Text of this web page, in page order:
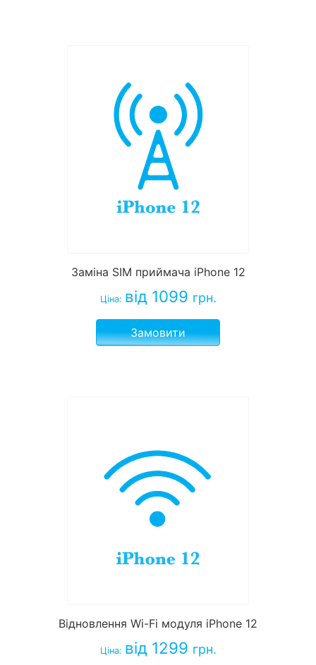
Заміна SIM приймача iPhone 12
Ціна: від 1099 грн.
Замовити
Відновлення Wi-Fi модуля iPhone 12
Ціна: від 1299 грн.